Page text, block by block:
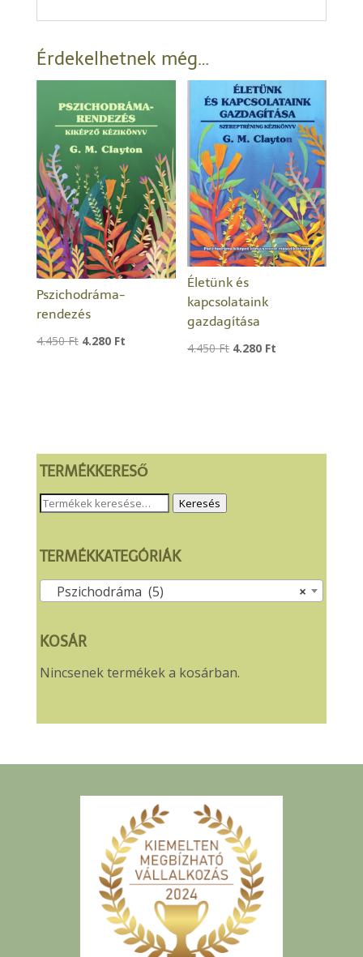
Érdekelhetnek még…
Pszichodráma-
rendezés
4.450Ft Original
4.280 FtCurrent
Életünk és
kapcsolataink
gazdagítása
4.450Ft Original
4.280 Ft
TERMÉKKERESŐ
Keresés
következőre:
Keresés
TERMÉKKATEGÓRIÁK
×
Pszichodráma (5)
KOSÁR
Nincsenek termékek a kosárban.